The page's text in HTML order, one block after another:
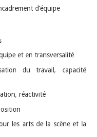
d’équipe
et en transversalité
du travail, capacité
réactivité
les arts de la scène et la